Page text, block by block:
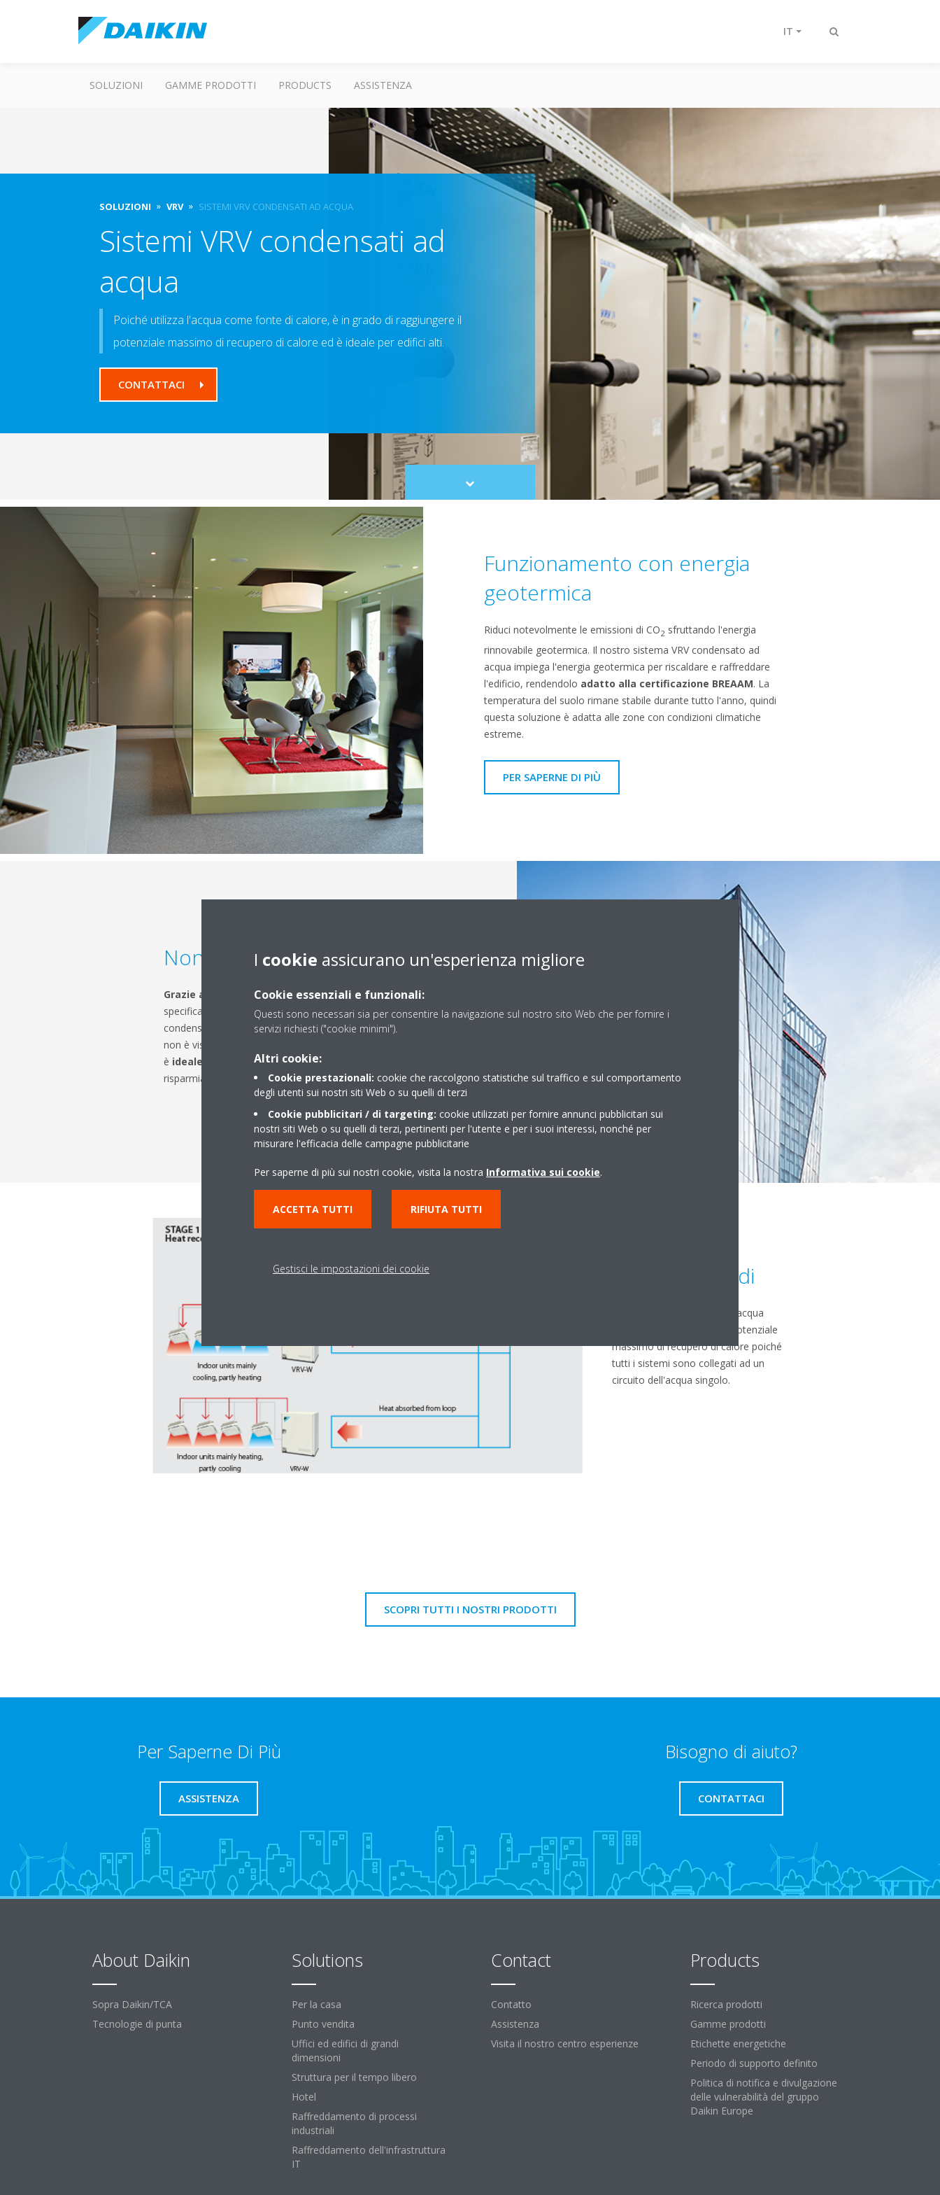
Attiva/disattiva
IT
SOLUZIONI GAMME PRODOTTI PRODUCTS ASSISTENZA
SOLUZIONI VRV SISTEMI VRV CONDENSATI AD ACQUA
Sistemi VRV condensati ad
acqua
Poiché utilizza l'acqua come fonte di calore, è in grado di raggiungere il
potenziale massimo di recupero di calore ed è ideale per edifici alti.
CONTATTACI
Scroll
to
Funzionamento con energia
geotermica
Riduci notevolmente le emissioni di CO2 sfruttando l'energia
rinnovabile geotermica. Il nostro sistema VRV condensato ad
acqua impiega l'energia geotermica per riscaldare e raffreddare
l'edificio, rendendolo adatto alla certificazione BREAAM. La
temperatura del suolo rimane stabile durante tutto l'anno, quindi
questa soluzione è adatta alle zone con condizioni climatiche
estreme.
PER SAPERNE DI PIÙ
Non visibile dalla strada
Grazie al suo ingombro minimoe ad una progettazione
specifica per
l'installazione interna, il sistema VRV
condensato ad acqua si integra perfettamente nell'architettura e
non è visibile dalla strada. L'unità è la più leggera sul mercato ed
è ideale per l'installazione sovrapposta
risparmiare ulteriore spazio.
calore a 2 stadi
Un sistema condensato ad acqua
permette di raggiungere il potenziale
massimo di recupero di calore poiché
tutti i sistemi sono collegati ad un
circuito dell'acqua singolo.
SCOPRI TUTTI I NOSTRI PRODOTTI
Per Saperne Di Più
ASSISTENZA
Bisogno di aiuto?
CONTATTACI
About Daikin
Sopra Daikin/TCA
Tecnologie di punta
Solutions
Per la casa
Punto vendita
Uffici ed edifici di grandi
dimensioni
Struttura per il tempo libero
Hotel
Raffreddamento di processi
industriali
Raffreddamento dell'infrastruttura
IT
Contact
Contatto
Assistenza
Visita il nostro centro esperienze
Products
Ricerca prodotti
Gamme prodotti
Etichette energetiche
Periodo di supporto definito
Politica di notifica e divulgazione
delle vulnerabilità del gruppo
Daikin Europe
I cookie assicurano un'esperienza migliore
Cookie essenziali e funzionali:
Questi sono necessari sia per consentire la navigazione sul nostro sito Web che per fornire i
servizi richiesti ("cookie minimi").
Altri cookie:
Cookie prestazionali: cookie che raccolgono statistiche sul traffico e sul comportamento
degli utenti sui nostri siti Web o su quelli di terzi
Cookie pubblicitari / di targeting: cookie utilizzati per fornire annunci pubblicitari sui
nostri siti Web o su quelli di terzi, pertinenti per l'utente e per i suoi interessi, nonché per
misurare l'efficacia delle campagne pubblicitarie
Per saperne di più sui nostri cookie, visita la nostra Informativa sui cookie.
ACCETTA TUTTI RIFIUTA TUTTI
Gestisci le impostazioni dei cookie